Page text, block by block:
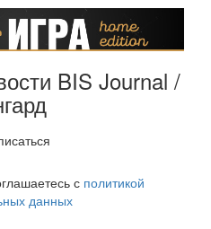
BIS Journal /
с политикой
данных